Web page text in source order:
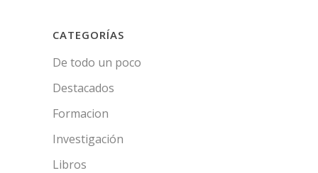
CATEGORÍAS
De todo un poco
Destacados
Formacion
Investigación
Libros